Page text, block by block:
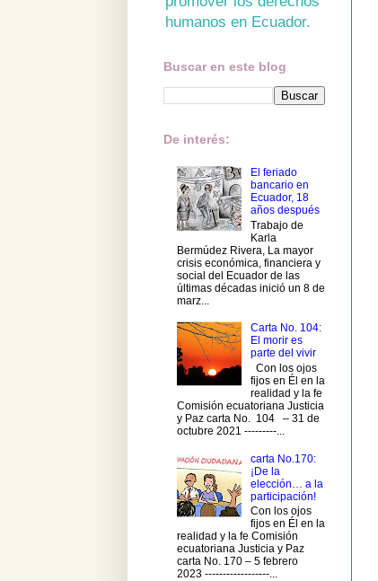
humanos en Ecuador.
Buscar en este blog
De interés:
El feriado
bancario en
Ecuador, 18
años después
Trabajo de
Karla
Bermúdez Rivera, La mayor
crisis económica, financiera y
social del Ecuador de las
últimas décadas inició un 8 de
marz...
Carta No. 104:
El morir es
parte del vivir
Con los ojos
fijos en Él en la
realidad y la fe
Comisión ecuatoriana Justicia
y Paz carta No. 104 – 31 de
octubre 2021 ---------...
carta No.170:
¡De la
elección… a la
participación!
Con los ojos
fijos en Él en la
realidad y la fe Comisión
ecuatoriana Justicia y Paz
carta No. 170 – 5 febrero
2023 ------------------...